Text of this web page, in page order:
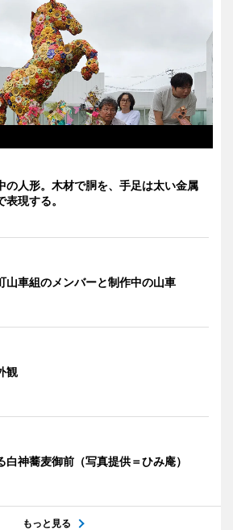
の人形。木材で胴を、手足は太い金属
表現する。
山車組のメンバーと制作中の山車
観
白神蕎麦御前（写真提供＝ひみ庵）
もっと見る